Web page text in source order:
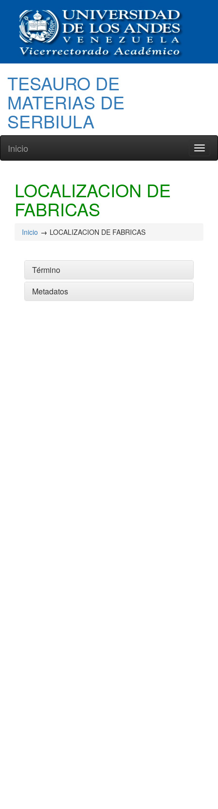
TESAURO DE
MATERIAS DE
SERBIULA
Inicio
LOCALIZACION DE
FABRICAS
Inicio LOCALIZACION DE FABRICAS
Término
Metadatos